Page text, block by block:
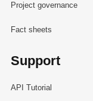
Project governance
Fact sheets
Support
API Tutorial